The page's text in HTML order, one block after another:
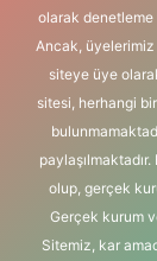
olarak denetleme
Ancak, üyelerimiz
siteye üye
sitesi, herhangi
olup, gerçek
Gerçek kurum
Sitemiz, kar